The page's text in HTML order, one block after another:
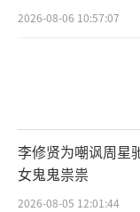
2026-08-06 10:57:07
李修贤为嘲讽周星
女鬼鬼祟祟
2026-08-05 12:01:44